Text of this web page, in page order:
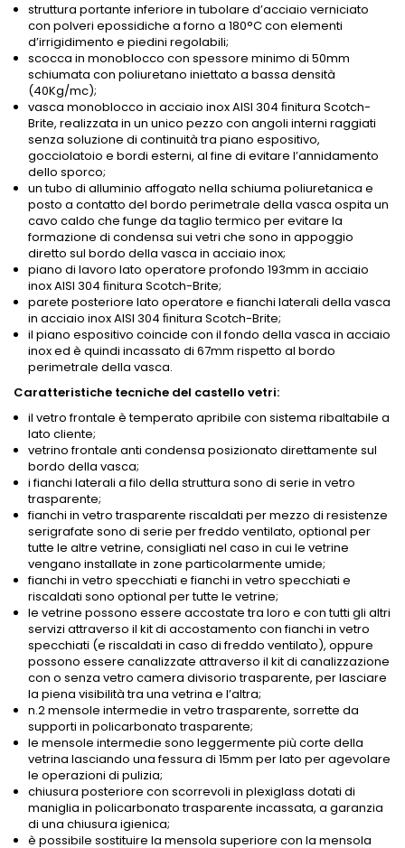
struttura portante inferiore in tubolare d’acciaio verniciato
con polveri epossidiche a forno a 180°C con elementi
d’irrigidimento e piedini regolabili;
scocca in monoblocco con spessore minimo di 50mm
schiumata con poliuretano iniettato a bassa densità
(40Kg/mc);
vasca monoblocco in acciaio inox AISI 304 ﬁnitura Scotch-
Brite, realizzata in un unico pezzo con angoli interni raggiati
senza soluzione di continuità tra piano espositivo,
gocciolatoio e bordi esterni, al fine di evitare l’annidamento
dello sporco;
un tubo di alluminio affogato nella schiuma poliuretanica e
posto a contatto del bordo perimetrale della vasca ospita un
cavo caldo che funge da taglio termico per evitare la
formazione di condensa sui vetri che sono in appoggio
diretto sul bordo della vasca in acciaio inox;
piano di lavoro lato operatore profondo 193mm in acciaio
inox AISI 304 ﬁnitura Scotch-Brite;
parete posteriore lato operatore e fianchi laterali della vasca
in acciaio inox AISI 304 ﬁnitura Scotch-Brite;
il piano espositivo coincide con il fondo della vasca in acciaio
inox ed è quindi incassato di 67mm rispetto al bordo
perimetrale della vasca.
Caratteristiche tecniche del castello vetri:
il vetro frontale è temperato apribile con sistema ribaltabile a
lato cliente;
vetrino frontale anti condensa posizionato direttamente sul
bordo della vasca;
i fianchi laterali a filo della struttura sono di serie in vetro
trasparente;
fianchi in vetro trasparente riscaldati per mezzo di resistenze
serigrafate sono di serie per freddo ventilato, optional per
tutte le altre vetrine, consigliati nel caso in cui le vetrine
vengano installate in zone particolarmente umide;
fianchi in vetro specchiati e fianchi in vetro specchiati e
riscaldati sono optional per tutte le vetrine;
le vetrine possono essere accostate tra loro e con tutti gli altri
servizi attraverso il kit di accostamento con fianchi in vetro
specchiati (e riscaldati in caso di freddo ventilato), oppure
possono essere canalizzate attraverso il kit di canalizzazione
con o senza vetro camera divisorio trasparente, per lasciare
la piena visibilità tra una vetrina e l’altra;
n.2 mensole intermedie in vetro trasparente, sorrette da
supporti in policarbonato trasparente;
le mensole intermedie sono leggermente più corte della
vetrina lasciando una fessura di 15mm per lato per agevolare
le operazioni di pulizia;
chiusura posteriore con scorrevoli in plexiglass dotati di
maniglia in policarbonato trasparente incassata, a garanzia
di una chiusura igienica;
è possibile sostituire la mensola superiore con la mensola